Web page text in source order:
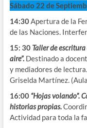
Sábado 22 de
14:30Apertura de la
de las Naciones.
15: 30 Taller de
aire”.Destinado a
y mediadores de
Griselda Martínez.
16:00 “Hojas volando”.
historias propias.
Actividad para toda la